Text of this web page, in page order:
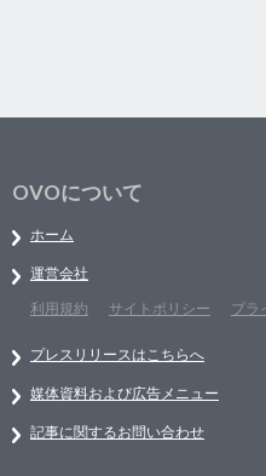
OVOについて
ホーム
運営会社
利用規約
サイトポリシー プラ
プレスリリースはこちらへ
媒体資料および広告メニュー
記事に関するお問い合わせ